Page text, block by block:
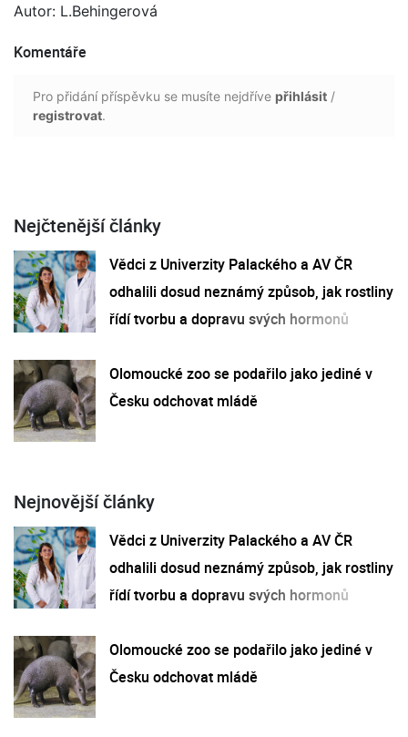
Autor: L.Behingerová
Komentáře
Pro přidání příspěvku se musíte nejdříve přihlásit /
registrovat.
Nejčtenější články
Vědci z Univerzity Palackého a AV ČR
odhalili dosud neznámý způsob, jak rostliny
řídí tvorbu a dopravu svých hormonů
Olomoucké zoo se podařilo jako jediné v
Česku odchovat mládě
Nejnovější články
Vědci z Univerzity Palackého a AV ČR
odhalili dosud neznámý způsob, jak rostliny
řídí tvorbu a dopravu svých hormonů
Olomoucké zoo se podařilo jako jediné v
Česku odchovat mládě